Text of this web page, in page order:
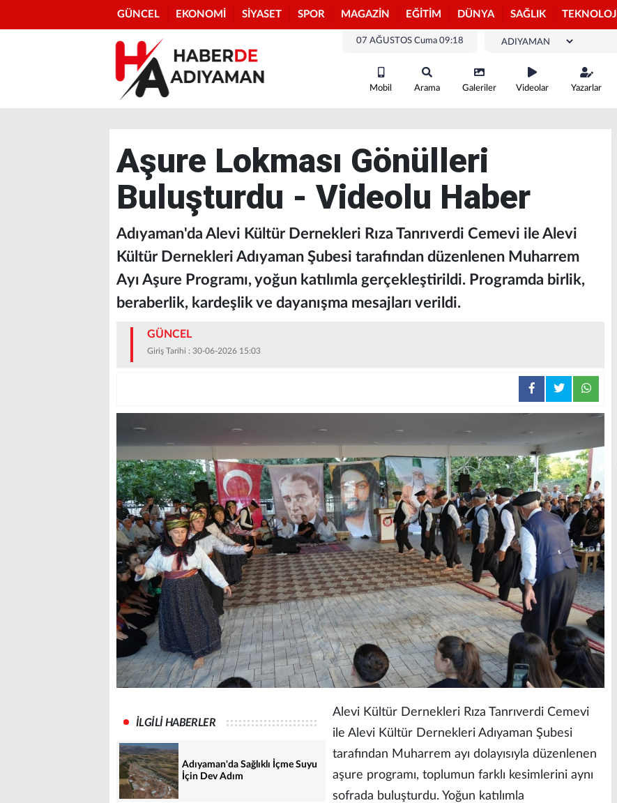
GÜNCEL EKONOMİ SİYASET SPOR MAGAZİN EĞİTİM DÜNYA SAĞLIK TEKNOLOJİ
07 AĞUSTOS Cuma 09:18
Mobil Arama Galeriler Videolar Yazarlar
Aşure Lokması Gönülleri
Buluşturdu - Videolu Haber
Adıyaman'da Alevi Kültür Dernekleri Rıza Tanrıverdi Cemevi ile Alevi
Kültür Dernekleri Adıyaman Şubesi tarafından düzenlenen Muharrem
Ayı Aşure Programı, yoğun katılımla gerçekleştirildi. Programda birlik,
beraberlik, kardeşlik ve dayanışma mesajları verildi.
GÜNCEL
Giriş Tarihi : 30-06-2026 15:03
İLGİLİ HABERLER
Adıyaman'da Sağlıklı İçme Suyu
İçin Dev Adım
Alevi Kültür Dernekleri Rıza Tanrıverdi Cemevi
ile Alevi Kültür Dernekleri Adıyaman Şubesi
tarafından Muharrem ayı dolayısıyla düzenlenen
aşure programı, toplumun farklı kesimlerini aynı
sofrada buluşturdu. Yoğun katılımla